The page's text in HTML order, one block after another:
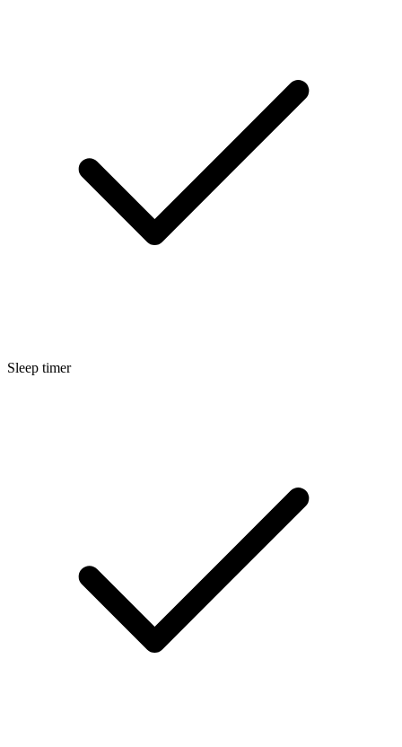
Sleep timer